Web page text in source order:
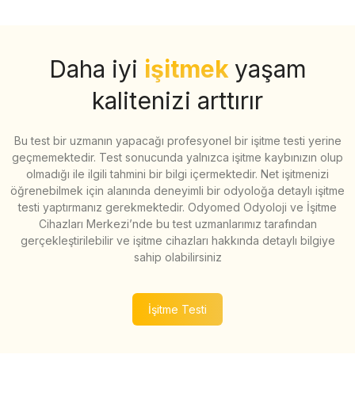
Daha iyi işitmek yaşam
kalitenizi arttırır
Bu test bir uzmanın yapacağı profesyonel bir işitme testi yerine
geçmemektedir. Test sonucunda yalnızca işitme kaybınızın olup
olmadığı ile ilgili tahmini bir bilgi içermektedir. Net işitmenizi
öğrenebilmek için alanında deneyimli bir odyoloğa detaylı işitme
testi yaptırmanız gerekmektedir. Odyomed Odyoloji ve İşitme
Cihazları Merkezi’nde bu test uzmanlarımız tarafından
gerçekleştirilebilir ve işitme cihazları hakkında detaylı bilgiye
sahip olabilirsiniz
İşitme Testi